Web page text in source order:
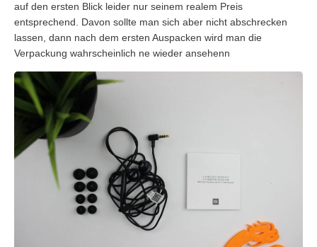
auf den ersten Blick leider nur seinem realem Preis
entsprechend. Davon sollte man sich aber nicht abschrecken
lassen, dann nach dem ersten Auspacken wird man die
Verpackung wahrscheinlich ne wieder ansehenn